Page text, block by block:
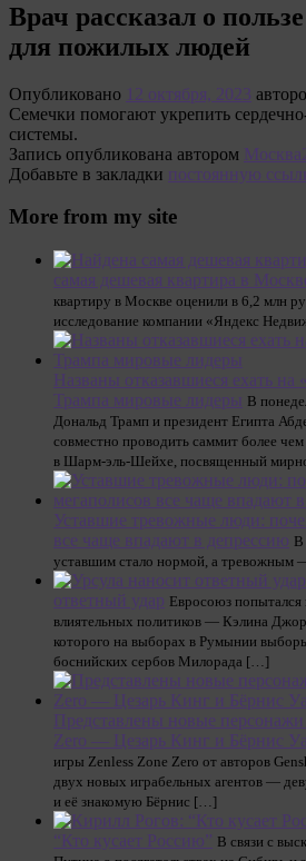
Врач рассказал о
для пожилых людей
Опубликовано 12 октября, 2023
Семечки помогают укрепить
системы.
Запись опубликована автором
Добавьте в закладки постоянную
More from my site
самая дешевая квартира в
квартиру в Москве оценили в 6,2 млн
исследование компании «Яндекс
Названы отказавшиеся ехать
Трампа мировые лидеры В
Дональд Трамп и президент Египта
совместно проводить саммит более
в Шарм-эль-Шейхе, посвященный
Уставшие тревожные люди:
все чаще впадают в депрессию В
уставшим стало нормой, а тревожным
ответный удар Евросоюз попытался
влиятельных политиков — Кэлина
которого на выборах в Румынии
боснийских сербов Милорада […]
Представлены новые персонажи
Zero — Цезарь Кинг и Бёрнис
игры Zenless Zone Zero от авторов
двух новых играбельных агентов —
и её знакомую Бёрнис […]
“Кто кусает Россию” В связи с